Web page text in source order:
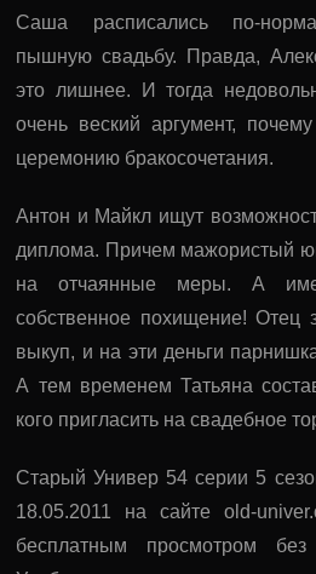
Саша расписались по-
пышную свадьбу. Правда,
это лишнее. И тогда
очень веский аргумент,
церемонию бракосочетания.
Антон и Майкл ищут
диплома. Причем мажористый
на отчаянные меры. А
собственное похищение! Отец
выкуп, и на эти деньги
А тем временем Татьяна
кого пригласить на свадебное
Старый Универ 54 серии 5
18.05.2011 на сайте old-
бесплатным просмотром